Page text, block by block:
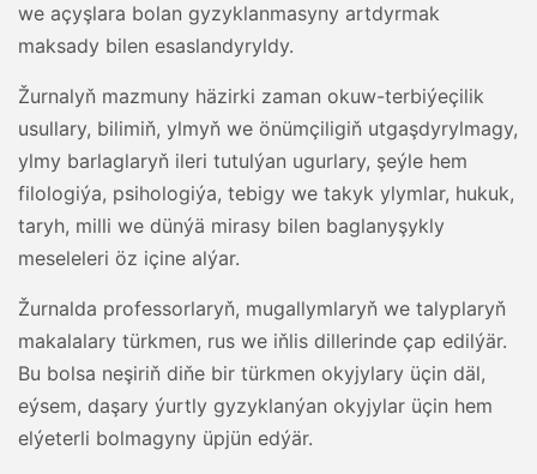
we açyşlara bolan gyzyklanmasyny artdyrmak
maksady bilen esaslandyryldy.
Žurnalyň mazmuny häzirki zaman okuw-terbiýeçilik
usullary, bilimiň, ylmyň we önümçiligiň utgaşdyrylmagy,
ylmy barlaglaryň ileri tutulýan ugurlary, şeýle hem
filologiýa, psihologiýa, tebigy we takyk ylymlar, hukuk,
taryh, milli we dünýä mirasy bilen baglanyşykly
meseleleri öz içine alýar.
Žurnalda professorlaryň, mugallymlaryň we talyplaryň
makalalary türkmen, rus we iňlis dillerinde çap edilýär.
Bu bolsa neşiriň diňe bir türkmen okyjylary üçin däl,
eýsem, daşary ýurtly gyzyklanýan okyjylar üçin hem
elýeterli bolmagyny üpjün edýär.